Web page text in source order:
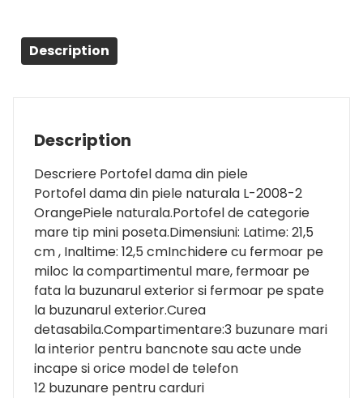
Description
Description
Descriere Portofel dama din piele
Portofel dama din piele naturala L-2008-2
OrangePiele naturala.Portofel de categorie
mare tip mini poseta.Dimensiuni: Latime: 21,5
cm , Inaltime: 12,5 cmInchidere cu fermoar pe
miloc la compartimentul mare, fermoar pe
fata la buzunarul exterior si fermoar pe spate
la buzunarul exterior.Curea
detasabila.Compartimentare:3 buzunare mari
la interior pentru bancnote sau acte unde
incape si orice model de telefon
12 buzunare pentru carduri